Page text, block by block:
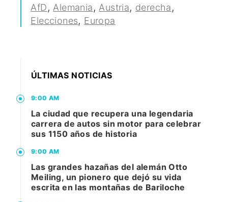
AfD, Alemania, Austria, derecha,
Elecciones, Europa
ÚLTIMAS NOTICIAS
9:00 AM
La ciudad que recupera una legendaria
carrera de autos sin motor para celebrar
sus 1150 años de historia
9:00 AM
Las grandes hazañas del alemán Otto
Meiling, un pionero que dejó su vida
escrita en las montañas de Bariloche